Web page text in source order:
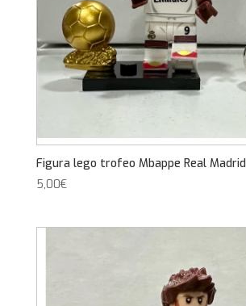
Figura lego trofeo Mbappe Real Madrid
5,00€